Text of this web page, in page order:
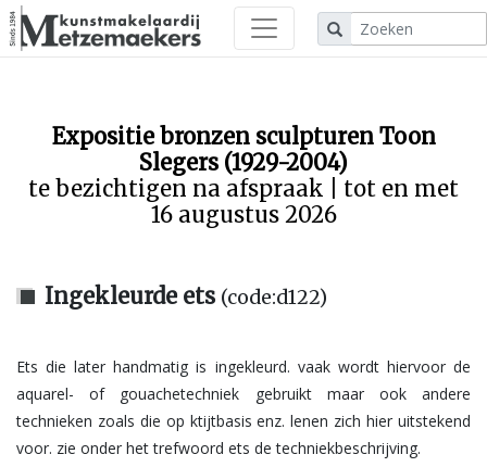
Expositie bronzen sculpturen Toon
Slegers (1929-2004)
te bezichtigen na afspraak | tot en met
16 augustus 2026
Ingekleurde ets (code:d122)
Ets die later handmatig is ingekleurd. vaak wordt hiervoor de
aquarel- of gouachetechniek gebruikt maar ook andere
technieken zoals die op ktijtbasis enz. lenen zich hier uitstekend
voor. zie onder het trefwoord ets de techniekbeschrijving.